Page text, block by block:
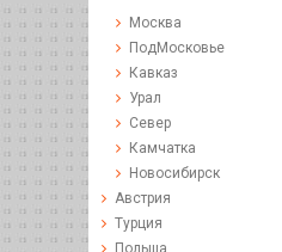
Москва
ПодМосковье
Кавказ
Урал
Север
Камчатка
Новосибирск
Австрия
Турция
Польша